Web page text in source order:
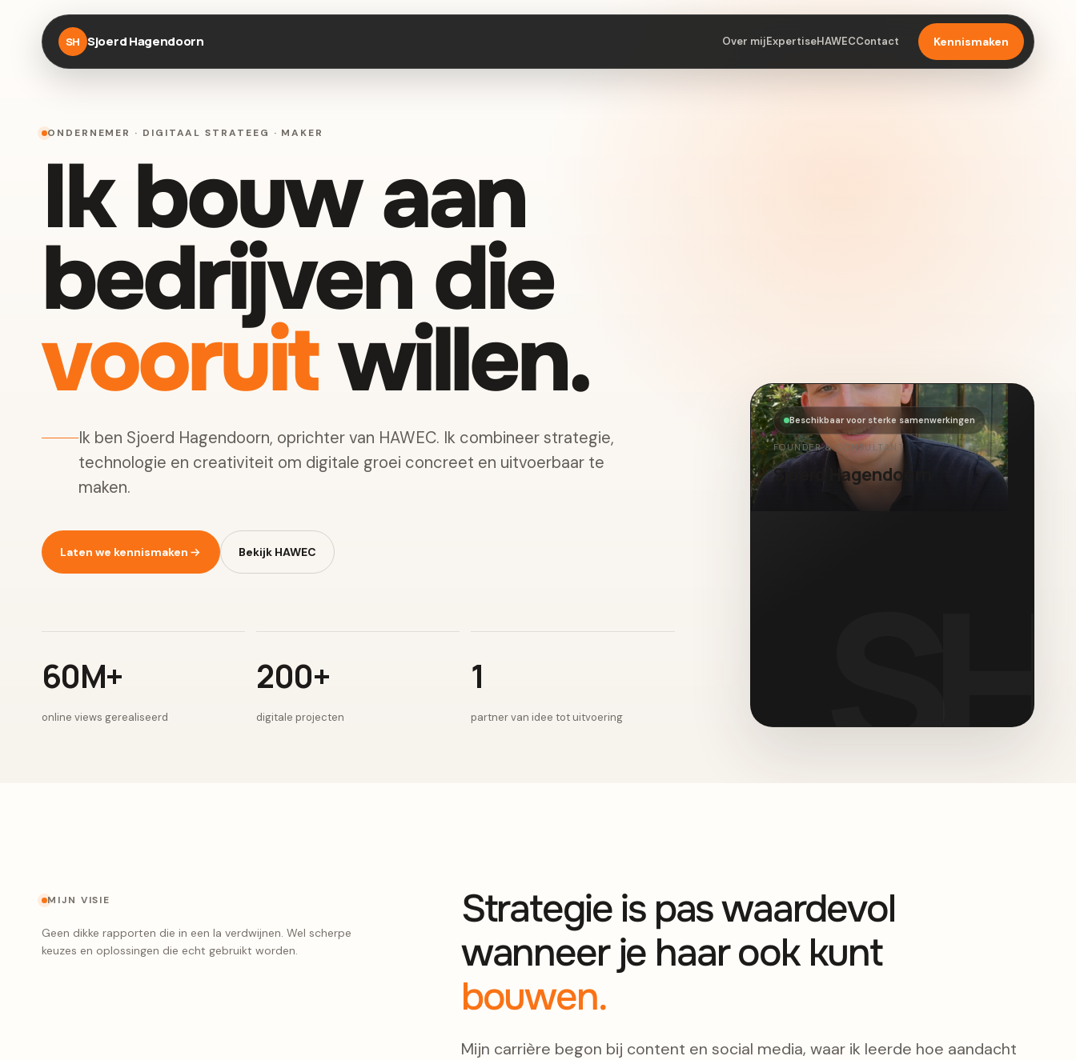
SH Sjoerd Hagendoorn Over mijExpertiseHAWECContact Kennismaken
ONDERNEMER · DIGITAAL STRATEEG · MAKER
Ik bouw aan
bedrijven die
vooruitwillen.
Ik ben Sjoerd Hagendoorn, oprichter van HAWEC. Ik combineer strategie,
technologie en creativiteit om digitale groei concreet en uitvoerbaar te
maken.
Laten we kennismaken Bekijk HAWEC
60M+
online views gerealiseerd
200+
digitale projecten
1
partner van idee tot uitvoering
Beschikbaar voor sterke samenwerkingen
FOUNDER & CONSULTANT
Sjoerd Hagendoorn
MIJN VISIE
Geen dikke rapporten die in een la verdwijnen. Wel scherpe
keuzes en oplossingen die echt gebruikt worden.
Strategie is pas waardevol
wanneer je haar ook kunt
bouwen.
Mijn carrière begon bij content en social media, waar ik leerde hoe aandacht